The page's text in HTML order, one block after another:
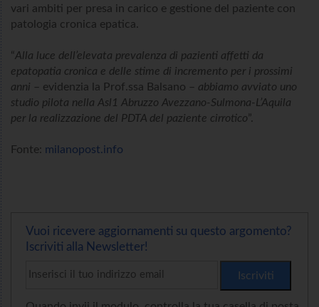
vari ambiti per presa in carico e gestione del paziente con
patologia cronica epatica.
“ Alla luce dell’elevata prevalenza di pazienti affetti da
epatopatia cronica e delle stime di incremento per i prossimi
anni – evidenzia la Prof.ssa Balsano – abbiamo avviato uno
studio pilota nella Asl1 Abruzzo Avezzano-Sulmona-L’Aquila
per la realizzazione del PDTA del paziente cirrotico”.
Fonte: milanopost.info
Vuoi ricevere aggiornamenti su questo argomento?
Iscriviti alla Newsletter!